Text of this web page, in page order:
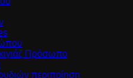
Πρόσωπο
περιποίηση